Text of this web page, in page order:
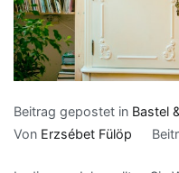
Beitrag gepostet in Bastel
Von Erzsébet Fülöp